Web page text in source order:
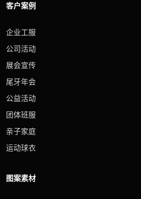
客户案例
企业工服
公司活动
展会宣传
尾牙年会
公益活动
团体班服
亲子家庭
运动球衣
图案素材